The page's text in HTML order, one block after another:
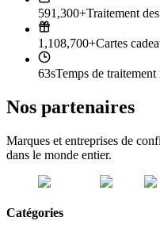
591,300+Traitement
1,108,700+Cartes
63sTemps de traitement
Nos partenaires
Marques et entreprises de
dans le monde entier.
Catégories